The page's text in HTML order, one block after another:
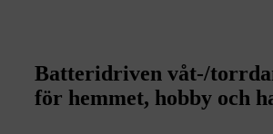
Batteridriven våt-/
för hemmet, hobby och